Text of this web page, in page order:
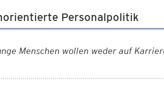
Personalpolitik
Menschen wollen weder auf